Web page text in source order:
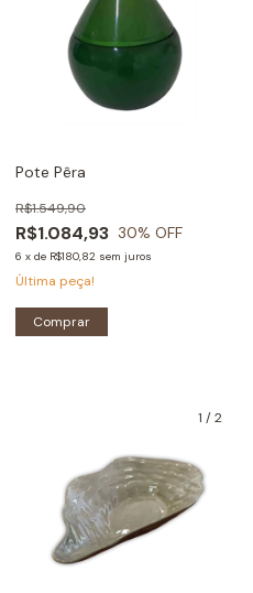
Pote Pêra
R$1.084,93
R$1.549,90
30% OFF
6 x de R$180,82 sem juros
Última peça!
Comprar
1 /2